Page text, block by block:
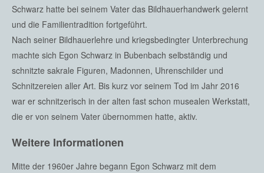
Schwarz hatte bei seinem Vater das Bildhauerhandwerk gelernt
und die Familientradition fortgeführt.
Nach seiner Bildhauerlehre und kriegsbedingter Unterbrechung
machte sich Egon Schwarz in Bubenbach selbständig und
schnitzte sakrale Figuren, Madonnen, Uhrenschilder und
Schnitzereien aller Art. Bis kurz vor seinem Tod im Jahr 2016
war er schnitzerisch in der alten fast schon musealen Werkstatt,
die er von seinem Vater übernommen hatte, aktiv.
Weitere Informationen
Mitte der 1960er Jahre begann Egon Schwarz mit dem